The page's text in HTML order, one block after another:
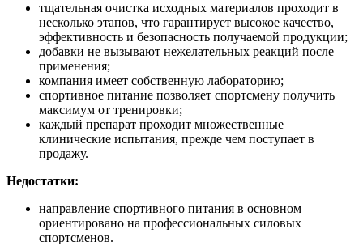
тщательная очистка исходных материалов проходит в
несколько этапов, что гарантирует высокое качество,
эффективность и безопасность получаемой продукции;
добавки не вызывают нежелательных реакций после
применения;
компания имеет собственную лабораторию;
спортивное питание позволяет спортсмену получить
максимум от тренировки;
каждый препарат проходит множественные
клинические испытания, прежде чем поступает в
продажу.
Недостатки:
направление спортивного питания в основном
ориентировано на профессиональных силовых
спортсменов.